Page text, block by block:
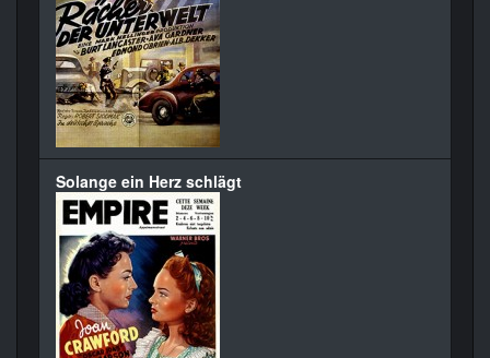
Solange ein Herz schlägt